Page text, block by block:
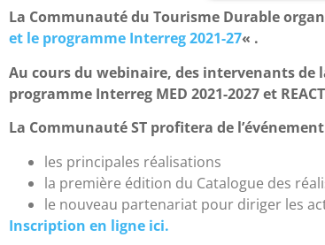
La Communauté du Tourisme Durable
et le programme Interreg 2021-27« .
Au cours du webinaire, des intervenants de
programme Interreg MED 2021-2027 et
La Communauté ST profitera de
les principales réalisations
la première édition du Catalogue des
le nouveau partenariat pour diriger les
Inscription en ligne ici.